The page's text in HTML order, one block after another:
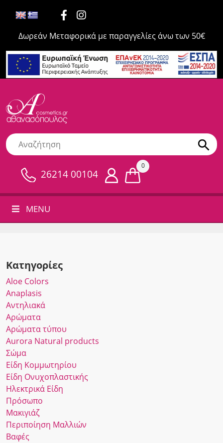
Δωρεάν Μεταφορικά με παραγγελίες άνω των 50€
26214 00104
0
MENU
Κατηγορίες
Αloe Colors
Anaplasis
Αντηλιακά
Αρώματα
Αρώματα τύπου
Αurora Νatural products
Σώμα
Είδη Κομμωτηρίου
Είδη Ονυχοπλαστικής
Ηλεκτρικά Είδη
Πρόσωπο
Μακιγιάζ
Περιποίηση Μαλλιών
Βαφές